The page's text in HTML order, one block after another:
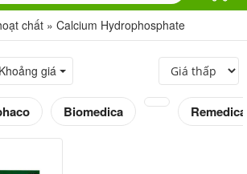
chất » Calcium Hydrophosphate
Khoảng giá
Biomedica Remedica